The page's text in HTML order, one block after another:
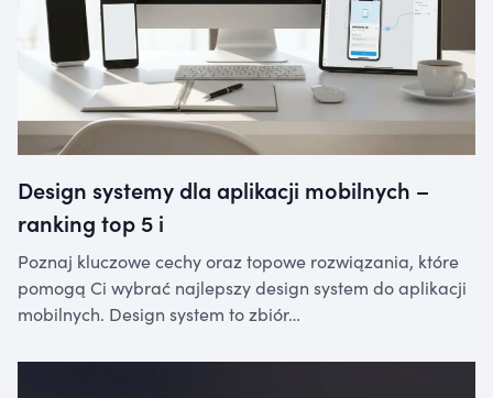
Design systemy dla aplikacji mobilnych –
ranking top 5 i
Poznaj kluczowe cechy oraz topowe rozwiązania, które
pomogą Ci wybrać najlepszy design system do aplikacji
mobilnych. Design system to zbiór…